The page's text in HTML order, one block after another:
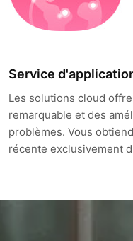
Service
Les solutions cloud
remarquable et des
problèmes. Vous
récente exclusivement